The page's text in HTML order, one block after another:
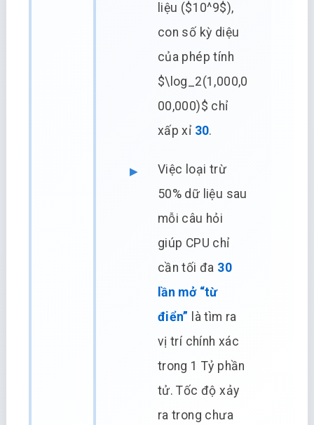
liệu ($10^9$),
con số kỳ diệu
của phép tính
$\log_2(1,000,0
00,000)$ chỉ
xấp xỉ 30.
Việc loại trừ
50% dữ liệu sau
mỗi câu hỏi
giúp CPU chỉ
cần tối đa 30
lần mở “từ
điển” là tìm ra
vị trí chính xác
trong 1 Tỷ phần
tử. Tốc độ xảy
ra trong chưa